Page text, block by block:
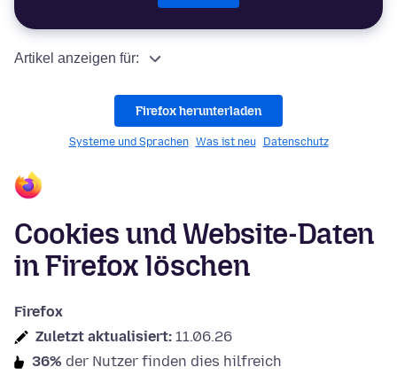
Artikel anzeigen für:
Firefox herunterladen
Systeme und Sprachen Was ist neu Datenschutz
Cookies und Website-Daten
in Firefox löschen
Firefox
Zuletzt aktualisiert: 11.06.26
36% der Nutzer finden dies hilfreich